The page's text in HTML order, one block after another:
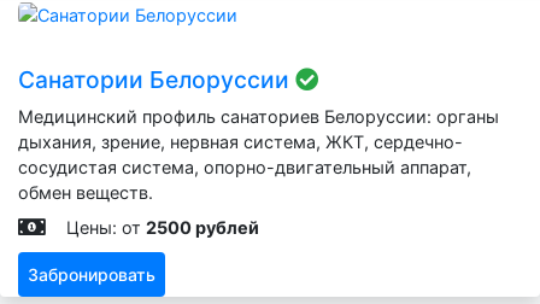
Санатории Белоруссии
Медицинский профиль санаториев Белоруссии: органы
дыхания, зрение, нервная система, ЖКТ, сердечно-
сосудистая система, опорно-двигательный аппарат,
обмен веществ.
Цены: от 2500 рублей
Забронировать